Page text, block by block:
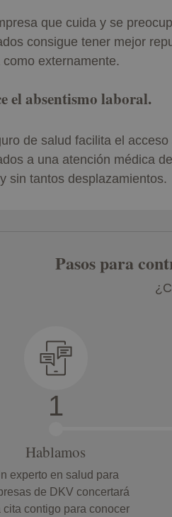
que cuida y se
consigue tener mejor
como externamente.
el absentismo laboral.
de salud facilita el acceso
a una atención médica
sin tantos desplazamientos.
Pasos para
Hablamos
experto en salud para
de DKV concertará
cita contigo para conocer